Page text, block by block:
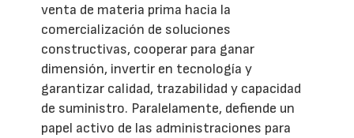
venta de materia prima hacia la
comercialización de soluciones
constructivas, cooperar para ganar
dimensión, invertir en tecnología y
garantizar calidad, trazabilidad y capacidad
de suministro. Paralelamente, defiende un
papel activo de las administraciones para